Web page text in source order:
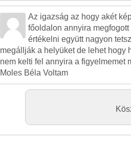
Az igazság az hogy akét
főoldalon annyira
értékelni együtt nagyon
megállják a helyüket de lehet hogy
nem kelti fel annyira a figyelmemet
Moles Béla Voltam